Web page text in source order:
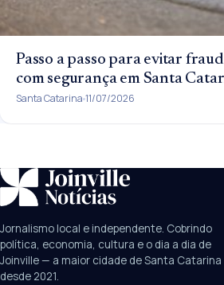
Passo a passo para evitar
com segurança em Santa
Santa Catarina 11/07/2026
SUGESTÕES: JEC
Câmara
UPA Sul
Jornalismo local e independente. Cobrindo
política, economia, cultura e o dia a dia de
Joinville — a maior cidade de Santa
desde 2021.